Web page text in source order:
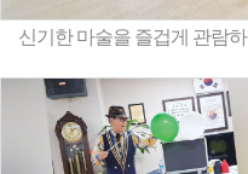
신기한 마술을 즐겁게 관람